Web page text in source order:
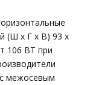
(Ш х Г х В) 93 х
106 ВТ при
межосевым